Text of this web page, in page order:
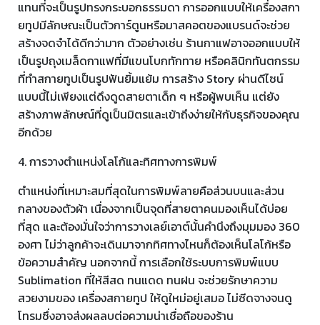
แทนที่จะเป็นรูปทรงกระบอกธรรมดา การออกแบบให้เครื่องสกา
ยทูปมีลักษณะเป็นตัวการ์ตูนหรือมาสคอตของแบรนด์จะช่วย
สร้างจดจำได้ดีกว่ามาก ตัวอย่างเช่น ร้านกาแฟอาจออกแบบให้
เป็นรูปถุงเมล็ดกาแฟที่มีแขนโบกทักทาย หรือคลินิกทันตกรรม
ที่ทำสกายทูปเป็นรูปฟันยิ้มแย้ม การสร้าง Story ผ่านดีไซน์
แบบนี้ไม่เพียงแต่ดึงดูดสายตาเด็ก ๆ หรือผู้พบเห็น แต่ยัง
สร้างภาพลักษณ์ที่ดูเป็นมิตรและเข้าถึงง่ายให้กับธุรกิจของคุณ
อีกด้วย
4. การวางตำแหน่งโลโก้และทิศทางการพิมพ์
ตำแหน่งที่เหมาะสมที่สุดในการพิมพ์ลายคือส่วนบนและส่วน
กลางของตัวผ้า เนื่องจากเป็นจุดที่สายตาคนมองเห็นได้บ่อย
ที่สุด และต้องมั่นใจว่าการวางเลย์เอาต์นั้นคำนึงถึงมุมมอง 360
องศา ไม่ว่าลูกค้าจะเดินมาจากทิศทางไหนก็ต้องเห็นโลโก้หรือ
ข้อความสำคัญ นอกจากนี้ การเลือกใช้ระบบการพิมพ์แบบ
Sublimation ที่ให้สีสด ทนแดด ทนฝน จะช่วยรักษาความ
สวยงามของ เครื่องสกายทูป ให้ดูใหม่อยู่เสมอ ไม่ซีดจางจนดู
โทรมซึ่งอาจส่งผลลบต่อความน่าเชื่อถือของร้าน